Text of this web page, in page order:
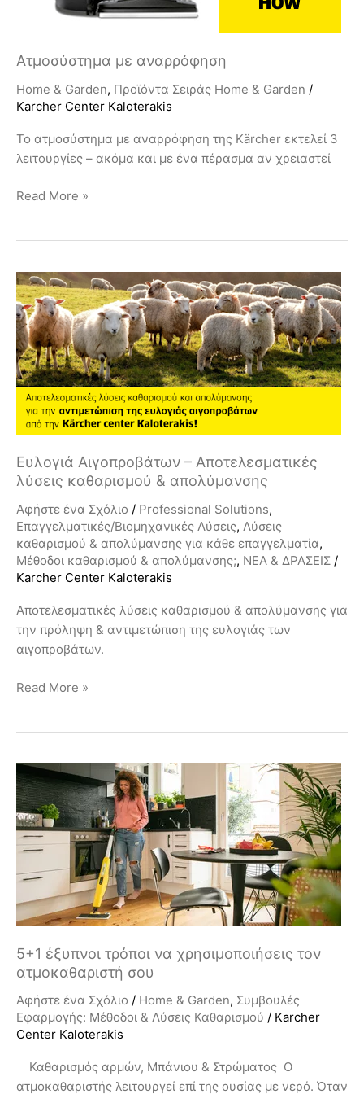
Ατμοσύστημα με αναρρόφηση
Home & Garden, Προϊόντα Σειράς Home & Garden /
Karcher Center Kaloterakis
Το ατμοσύστημα με αναρρόφηση της Kärcher εκτελεί 3
λειτουργίες – ακόμα και με ένα πέρασμα αν χρειαστεί
Read More »
Ευλογιά Αιγοπροβάτων – Αποτελεσματικές
λύσεις καθαρισμού & απολύμανσης
Αφήστε ένα Σχόλιο / Professional Solutions,
Επαγγελματικές/Βιομηχανικές Λύσεις, Λύσεις
καθαρισμού & απολύμανσης για κάθε επαγγελματία,
Μέθοδοι καθαρισμού & απολύμανσης;, ΝΕΑ & ΔΡΑΣΕΙΣ /
Karcher Center Kaloterakis
Αποτελεσματικές λύσεις καθαρισμού & απολύμανσης για
την πρόληψη & αντιμετώπιση της ευλογιάς των
αιγοπροβάτων.
Ευλογιά
Αιγοπροβάτων
–
Αποτελεσματικές
λύσεις
καθαρισμού
απολύμανσης
Read More »
5+1 έξυπνοι τρόποι να χρησιμοποιήσεις τον
ατμοκαθαριστή σου
Αφήστε ένα Σχόλιο / Home & Garden, Συμβουλές
Εφαρμογής: Μέθοδοι & Λύσεις Καθαρισμού / Karcher
Center Kaloterakis
Καθαρισμός αρμών, Mπάνιου & Στρώματος Ο
ατμοκαθαριστής λειτουργεί επί της ουσίας με νερό. Όταν
5+1
έξυπνοι
τρόποι
να
χρησιμοποιήσεις
τον
ατμοκαθαριστή
σου